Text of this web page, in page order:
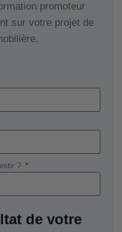
promoteur
sur votre projet de
?
de votre